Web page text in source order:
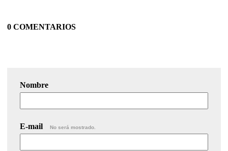
0 COMENTARIOS
Nombre
E-mail No será mostrado.